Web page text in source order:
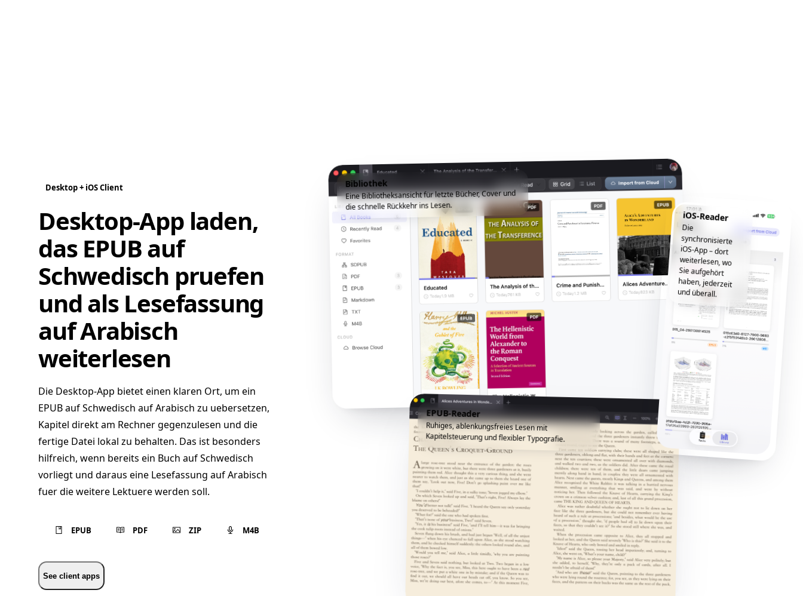
Desktop + iOS Client
Desktop-App laden,
das EPUB auf
Schwedisch pruefen
und als Lesefassung
auf Arabisch
weiterlesen
Die Desktop-App bietet einen klaren Ort, um ein
EPUB auf Schwedisch auf Arabisch zu uebersetzen,
Kapitel direkt am Rechner gegenzulesen und die
fertige Datei lokal zu behalten. Das ist besonders
hilfreich, wenn bereits ein Buch auf Schwedisch
vorliegt und daraus eine Lesefassung auf Arabisch
fuer die weitere Lektuere werden soll.
EPUB PDF ZIP M4B
See client apps
Bibliothek
Eine Bibliotheksansicht für letzte Bücher, Cover und
die schnelle Rückkehr ins Lesen.
EPUB-Reader
Ruhiges, ablenkungsfreies Lesen mit
Kapitelsteuerung und flexibler Typografie.
iOS-Reader
Die
synchronisierte
iOS-App – dort
weiterlesen, wo
Sie aufgehört
haben, jederzeit
und überall.